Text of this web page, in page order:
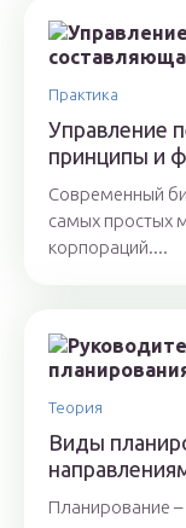
Практика
Управление
принципы и
Современный
самых простых
корпораций....
Теория
Виды
Планирование